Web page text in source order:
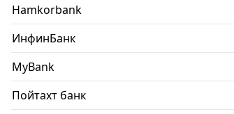
Hamkorbank
ИнфинБанк
MyBank
Пойтахт банк